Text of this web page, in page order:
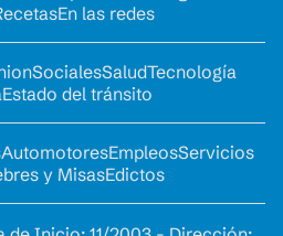
En las redes
SocialesSaludTecnología
Estado del tránsito
AutomotoresEmpleosServicios
y MisasEdictos